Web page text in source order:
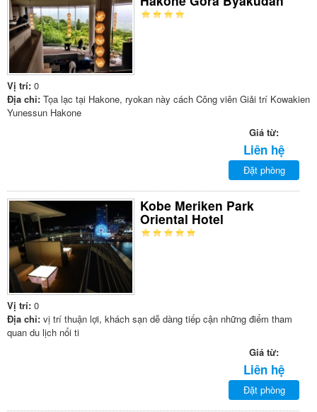
Vị trí: 0
Địa chỉ: Tọa lạc tại Hakone, ryokan này cách Công viên Giải trí Kowakien
Yunessun Hakone
Giá từ:
Liên hệ
Đặt phòng
Kobe Meriken Park
Oriental Hotel
Vị trí: 0
Địa chỉ: vị trí thuận lợi, khách sạn dễ dàng tiếp cận những điểm tham
quan du lịch nổi ti
Giá từ:
Liên hệ
Đặt phòng